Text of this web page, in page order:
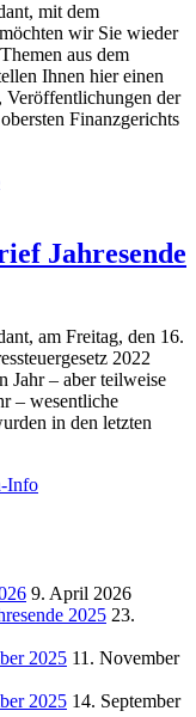
mit dem
wir Sie wieder
aus dem
Ihnen hier einen
Veröffentlichungen der
Finanzgerichts
Jahresende
am Freitag, den 16.
2022
Jahr – aber teilweise
– wesentliche
in den letzten
Info
9. April 2026
2025 23.
2025 11. November
2025 14. September